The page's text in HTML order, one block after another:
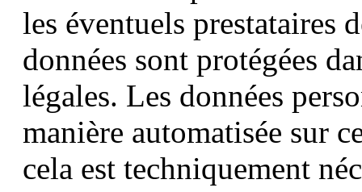
les éventuels prestataires
données sont protégées
légales. Les données
manière automatisée sur
cela est techniquement